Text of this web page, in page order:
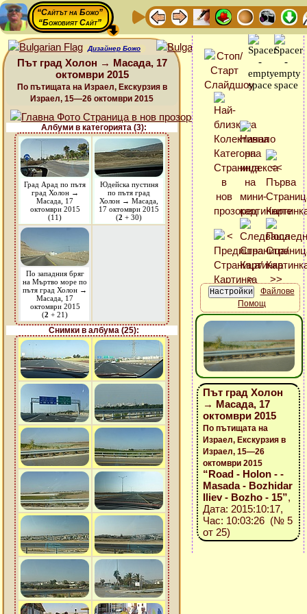
“Сайтът на Божо”
“Божовият Сайт”
Дизайнер Божо
Път град Холон → Масада, 17
октомври 2015
По пътищата на Израел, Екскурзия в
Израел, 15—26 октомври 2015
Албуми в категорията (3):
Град Арад по пътя
град Холон →
Масада, 17
октомври 2015
(11)
Юдейска пустиня
по пътя град
Холон → Масада,
17 октомври 2015
(2 + 30)
По западния бряг
на Мъртво море по
пътя град Холон →
Масада, 17
октомври 2015
(2 + 21)
Снимки в албума (25):
Файлове
Помощ
Път град Холон
→ Масада, 17
октомври 2015
По пътищата на
Израел, Екскурзия в
Израел, 15—26
октомври 2015
“Road - Holon - -
Masada - Bozhidar
Iliev - Bozho - 15”,
Дата: 2015:10:17,
Час: 10:03:26 (№ 5
от 25)